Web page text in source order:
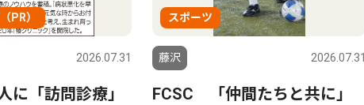
PR）
2026.07.31
に「訪問診療」
スポーツ
藤沢 2026.07.31
FCSC 「仲間たちと共に」